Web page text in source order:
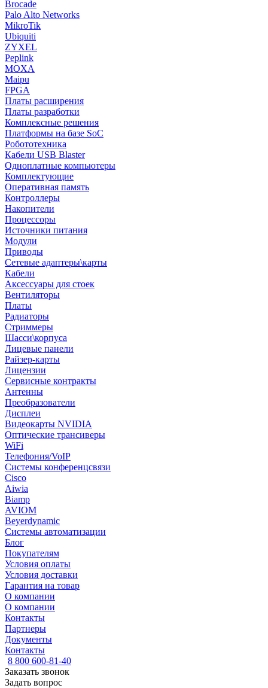
Brocade
Palo Alto Networks
MikroTik
Ubiquiti
ZYXEL
Peplink
MOXA
Maipu
FPGA
Платы расширения
Платы разработки
Комплексные решения
Платформы на базе SoC
Робототехника
Кабели USB Blaster
Одноплатные компьютеры
Комплектующие
Оперативная память
Контроллеры
Накопители
Процессоры
Источники питания
Модули
Приводы
Сетевые адаптеры\карты
Кабели
Аксессуары для стоек
Вентиляторы
Платы
Радиаторы
Стриммеры
Шасси\корпуса
Лицевые панели
Райзер-карты
Лицензии
Сервисные контракты
Антенны
Преобразователи
Дисплеи
Видеокарты NVIDIA
Оптические трансиверы
WiFi
Телефония/VoIP
Системы конференцсвязи
Cisco
Aiwia
Biamp
AVIOM
Beyerdynamic
Системы автоматизации
Блог
Покупателям
Условия оплаты
Условия доставки
Гарантия на товар
О компании
О компании
Контакты
Партнеры
Документы
Контакты
8 800 600-81-40
Заказать звонок
Задать вопрос